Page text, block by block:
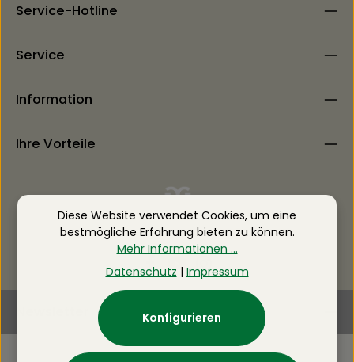
Service-Hotline
Service
Information
Ihre Vorteile
Newsletter
Diese Website verwendet Cookies, um eine
bestmögliche Erfahrung bieten zu können.
Mehr Informationen ...
Datenschutz | Impressum
Konfigurieren